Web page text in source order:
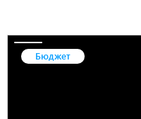
Бюджет